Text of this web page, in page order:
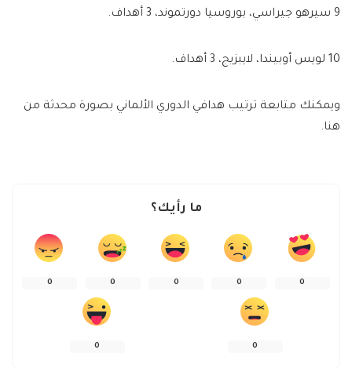
9 سيرهو جيراسي، بوروسيا دورتموند، 3 أهداف.
10 لويس أوبيندا، لايبزيج، 3 أهداف.
ويمكنك متابعة ترتيب هدافي الدوري الألماني بصورة محدثة من
هنا.
ما رأيك؟
0
0
0
0
0
0
0